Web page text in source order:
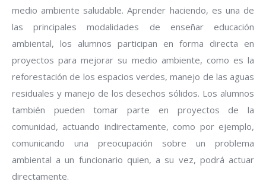
medio ambiente saludable. Aprender haciendo, es una de
las principales modalidades de enseñar educación
ambiental, los alumnos participan en forma directa en
proyectos para mejorar su medio ambiente, como es la
reforestación de los espacios verdes, manejo de las aguas
residuales y manejo de los desechos sólidos. Los alumnos
también pueden tomar parte en proyectos de la
comunidad, actuando indirectamente, como por ejemplo,
comunicando una preocupación sobre un problema
ambiental a un funcionario quien, a su vez, podrá actuar
directamente.